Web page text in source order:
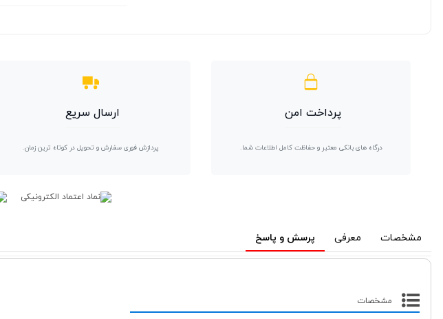
پرداخت امن
درگاه های بانکی معتبر و حفاظت کامل اطلاعات شما.
ارسال سریع
پردازش فوری سفارش و تحویل در کوتاه ترین زمان.
مشخصات معرفی پرسش و پاسخ
مشخصات